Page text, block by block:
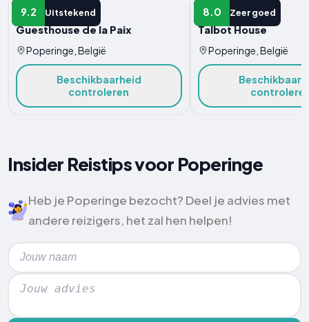
9.2 Uitstekend
HOTEL
Guesthouse de la Paix
Poperinge, België
Beschikbaarheid
controleren
8.0 Zeer goed
HOTEL
Talbot House
Poperinge, België
Insider Reistips voor Poperinge
Heb je Poperinge bezocht? Deel je advies met
andere reizigers, het zal hen helpen!